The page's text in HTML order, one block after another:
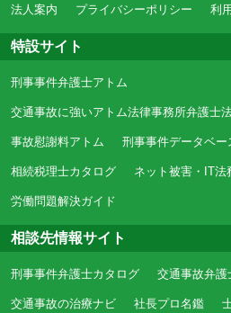
法人案内 プライバシーポリシー 利
特設サイト
刑事事件弁護士アトム
交通事故に強いアトム法律事務所弁護士
事故慰謝料アトム 刑事事件データベー
相続税理士カタログ ネット被害・IT法
労働問題解決ガイド
相談先情報サイト
刑事事件弁護士カタログ 交通事故弁護
交通事故の治療ナビ 社長プロ名鑑